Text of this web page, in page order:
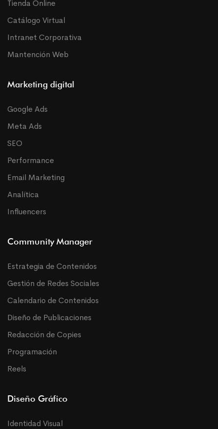
Tienda Online
Catálogo Virtual
Intranet Corporativa
Mantención Web
Marketing digital
Google Ads
Meta Ads
SEO
Performance
Email Marketing
Analítica
Influencers
Community Manager
Estrategia de Contenidos
Gestión de Redes Sociales
Calendario de Contenidos
Diseño de Publicaciones
Redacción de Copies
Programación
Reels
Diseño Gráfico
Identidad Visual